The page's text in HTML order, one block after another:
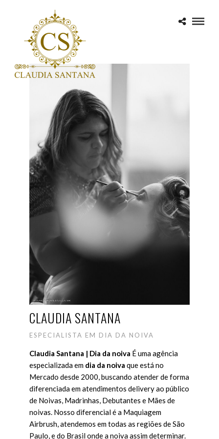
CLAUDIA SANTANA
ESPECIALISTA EM DIA DA NOIVA
Claudia Santana | Dia da noiva É uma agência
especializada em dia da noiva que está no
Mercado desde 2000, buscando atender de forma
diferenciada em atendimentos delivery ao público
de Noivas, Madrinhas, Debutantes e Mães de
noivas. Nosso diferencial é a Maquiagem
Airbrush, atendemos em todas as regiões de São
Paulo, e do Brasil onde a noiva assim determinar.